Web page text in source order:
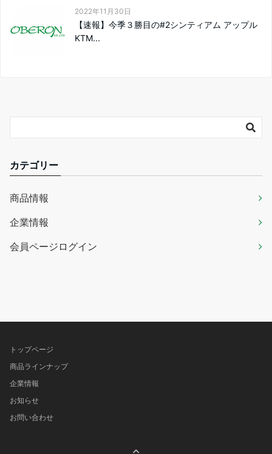
2022年11月30日
【速報】今季３勝目の#2シンティアム アップル
KTM...
カテゴリー
商品情報
企業情報
会員ページログイン
トップページ
商品ラインナップ
企業情報
お知らせ
お問い合わせ